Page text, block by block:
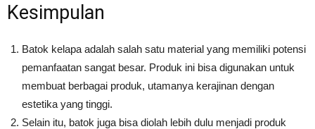
Kesimpulan
Batok kelapa adalah salah satu material yang memiliki potensi
pemanfaatan sangat besar. Produk ini bisa digunakan untuk
membuat berbagai produk, utamanya kerajinan dengan
estetika yang tinggi.
Selain itu, batok juga bisa diolah lebih dulu menjadi produk